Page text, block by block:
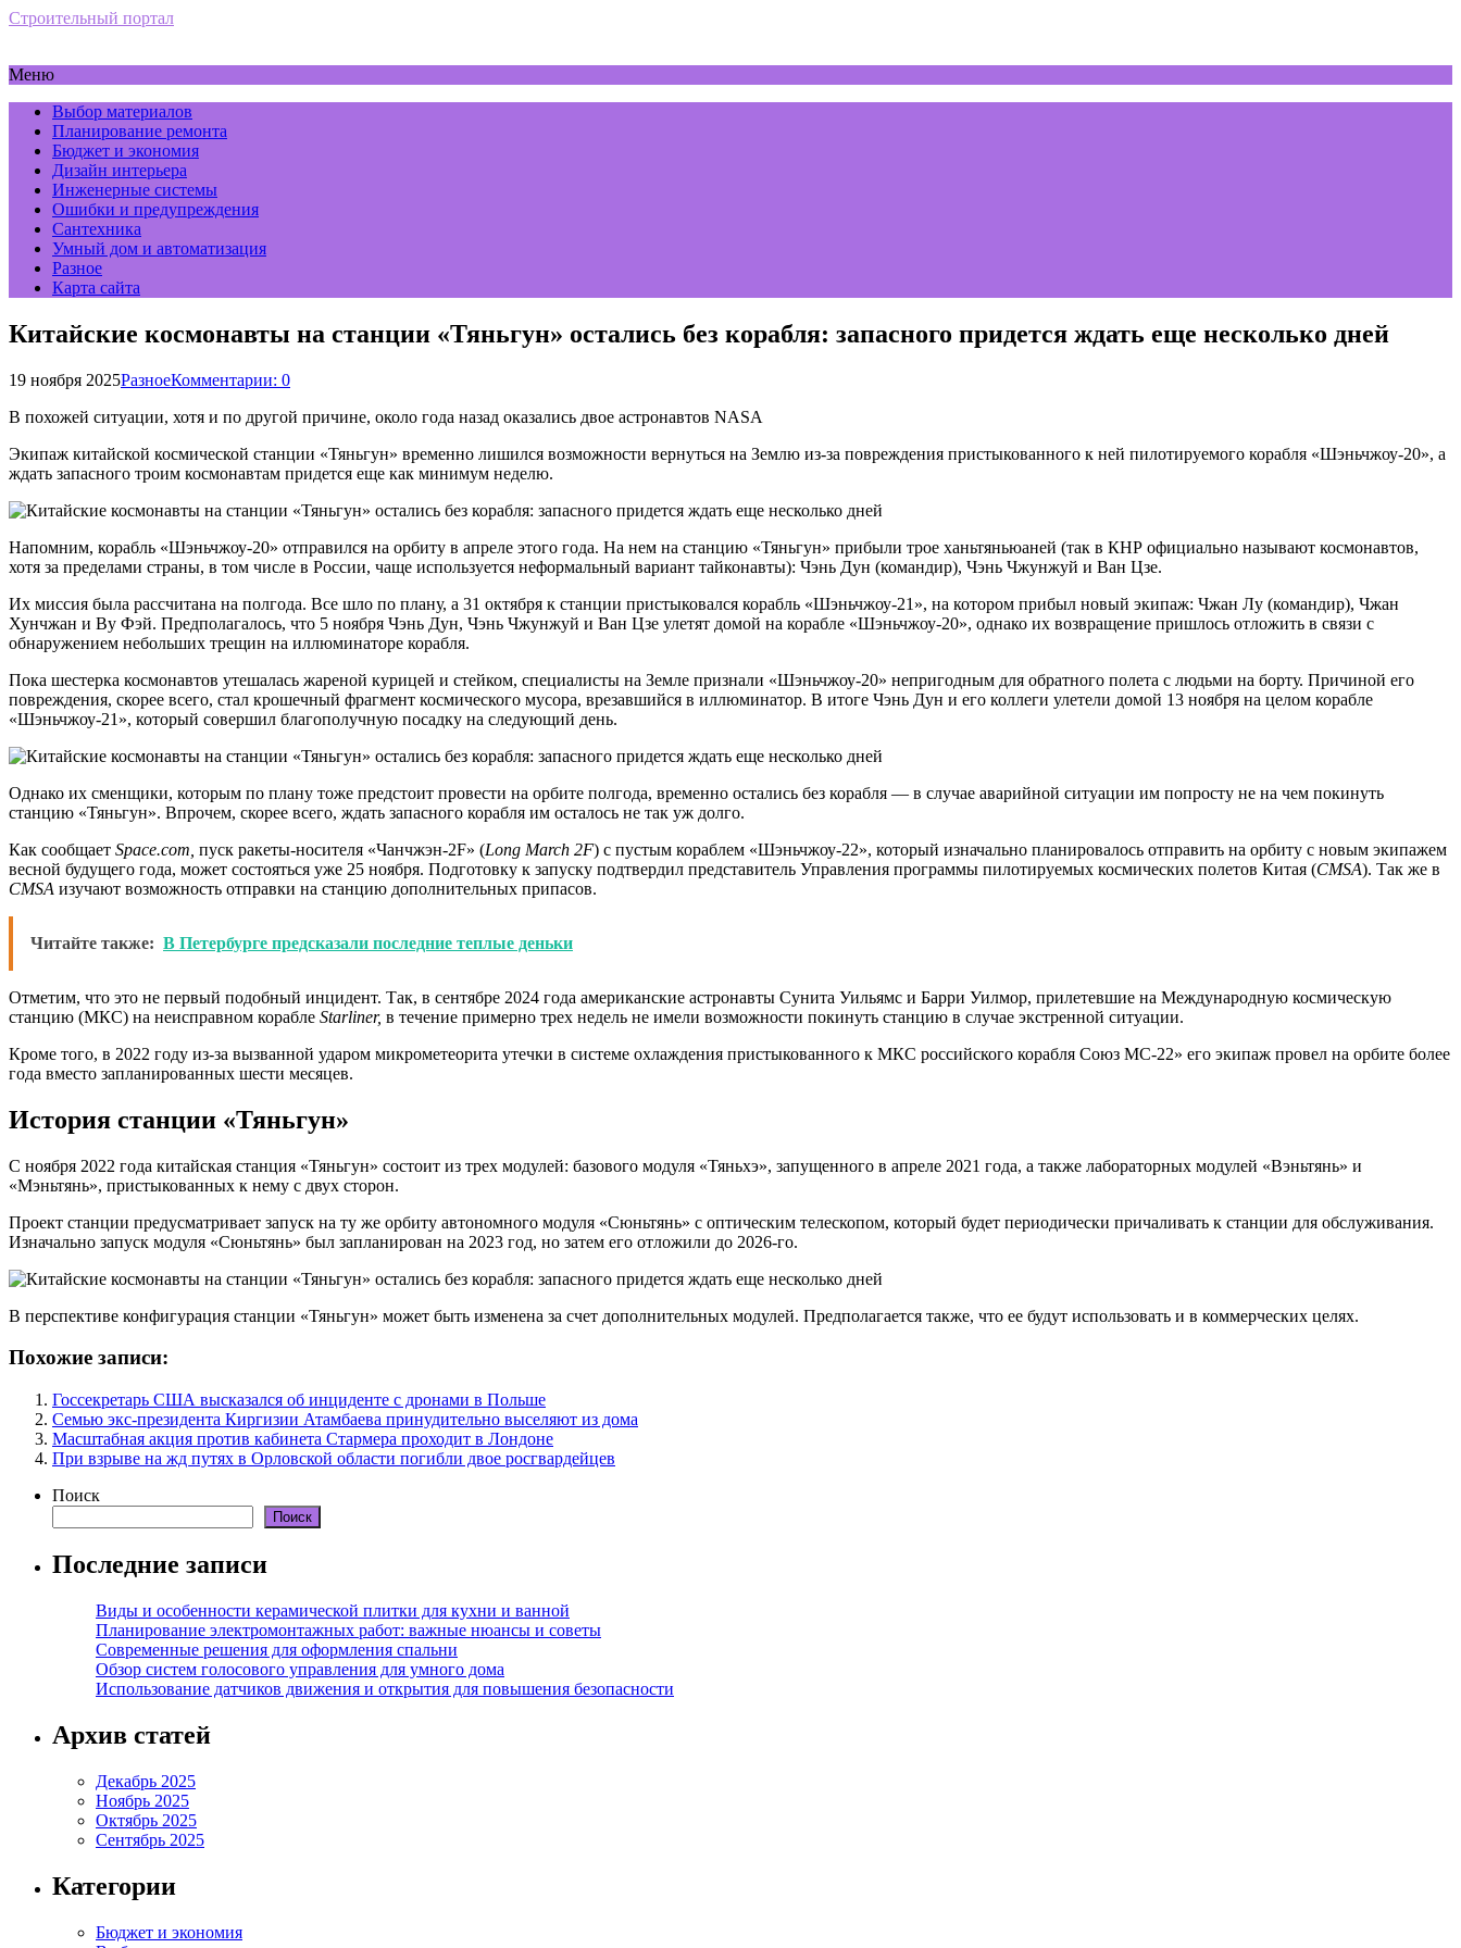
Строительный портал
Меню
Выбор материалов
Планирование ремонта
Бюджет и экономия
Дизайн интерьера
Инженерные системы
Ошибки и предупреждения
Сантехника
Умный дом и автоматизация
Разное
Карта сайта
Китайские космонавты на станции «Тяньгун» остались без корабля: запасного придется ждать еще несколько дней
19 ноября 2025РазноеКомментарии: 0
В похожей ситуации, хотя и по другой причине, около года назад оказались двое астронавтов NASA
Экипаж китайской космической станции «Тяньгун» временно лишился возможности вернуться на Землю из-за повреждения пристыкованного к ней пилотируемого корабля «Шэньчжоу-20», а
ждать запасного троим космонавтам придется еще как минимум неделю.
Напомним, корабль «Шэньчжоу-20» отправился на орбиту в апреле этого года. На нем на станцию «Тяньгун» прибыли трое ханьтяньюаней (так в КНР официально называют космонавтов,
хотя за пределами страны, в том числе в России, чаще используется неформальный вариант тайконавты): Чэнь Дун (командир), Чэнь Чжунжуй и Ван Цзе.
Их миссия была рассчитана на полгода. Все шло по плану, а 31 октября к станции пристыковался корабль «Шэньчжоу-21», на котором прибыл новый экипаж: Чжан Лу (командир), Чжан
Хунчжан и Ву Фэй. Предполагалось, что 5 ноября Чэнь Дун, Чэнь Чжунжуй и Ван Цзе улетят домой на корабле «Шэньчжоу-20», однако их возвращение пришлось отложить в связи с
обнаружением небольших трещин на иллюминаторе корабля.
Пока шестерка космонавтов утешалась жареной курицей и стейком, специалисты на Земле признали «Шэньчжоу-20» непригодным для обратного полета с людьми на борту. Причиной его
повреждения, скорее всего, стал крошечный фрагмент космического мусора, врезавшийся в иллюминатор. В итоге Чэнь Дун и его коллеги улетели домой 13 ноября на целом корабле
«Шэньчжоу-21», который совершил благополучную посадку на следующий день.
Однако их сменщики, которым по плану тоже предстоит провести на орбите полгода, временно остались без корабля — в случае аварийной ситуации им попросту не на чем покинуть
станцию «Тяньгун». Впрочем, скорее всего, ждать запасного корабля им осталось не так уж долго.
Как сообщает Space.com, пуск ракеты-носителя «Чанчжэн-2F» (Long March 2F) с пустым кораблем «Шэньчжоу-22», который изначально планировалось отправить на орбиту с новым экипажем
весной будущего года, может состояться уже 25 ноября. Подготовку к запуску подтвердил представитель Управления программы пилотируемых космических полетов Китая (CMSA). Так же в
CMSA изучают возможность отправки на станцию дополнительных припасов.
Читайте также: В Петербурге предсказали последние теплые деньки
Отметим, что это не первый подобный инцидент. Так, в сентябре 2024 года американские астронавты Сунита Уильямс и Барри Уилмор, прилетевшие на Международную космическую
станцию (МКС) на неисправном корабле Starliner, в течение примерно трех недель не имели возможности покинуть станцию в случае экстренной ситуации.
Кроме того, в 2022 году из-за вызванной ударом микрометеорита утечки в системе охлаждения пристыкованного к МКС российского корабля Союз МС-22» его экипаж провел на орбите более
года вместо запланированных шести месяцев.
История станции «Тяньгун»
С ноября 2022 года китайская станция «Тяньгун» состоит из трех модулей: базового модуля «Тяньхэ», запущенного в апреле 2021 года, а также лабораторных модулей «Вэньтянь» и
«Мэньтянь», пристыкованных к нему с двух сторон.
Проект станции предусматривает запуск на ту же орбиту автономного модуля «Сюньтянь» с оптическим телескопом, который будет периодически причаливать к станции для обслуживания.
Изначально запуск модуля «Сюньтянь» был запланирован на 2023 год, но затем его отложили до 2026-го.
В перспективе конфигурация станции «Тяньгун» может быть изменена за счет дополнительных модулей. Предполагается также, что ее будут использовать и в коммерческих целях.
Похожие записи:
Госсекретарь США высказался об инциденте с дронами в Польше
Семью экс-президента Киргизии Атамбаева принудительно выселяют из дома
Масштабная акция против кабинета Стармера проходит в Лондоне
При взрыве на жд путях в Орловской области погибли двое росгвардейцев
Поиск
Поиск
Последние записи
Виды и особенности керамической плитки для кухни и ванной
Планирование электромонтажных работ: важные нюансы и советы
Современные решения для оформления спальни
Обзор систем голосового управления для умного дома
Использование датчиков движения и открытия для повышения безопасности
Архив статей
Декабрь 2025
Ноябрь 2025
Октябрь 2025
Сентябрь 2025
Категории
Бюджет и экономия